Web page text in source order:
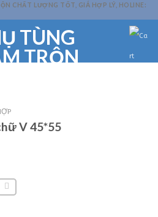
CHẤT LƯỢNG TỐT, GIÁ HỢP LÝ, HOLINE:
V 45*55